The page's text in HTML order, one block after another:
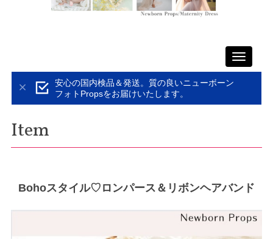
Toggle
安心の国内検品＆発送。質の良いニューボーン
フォトPropsをお届けいたします。
Item
Bohoスタイル♡ロンパース＆リボンヘアバンド